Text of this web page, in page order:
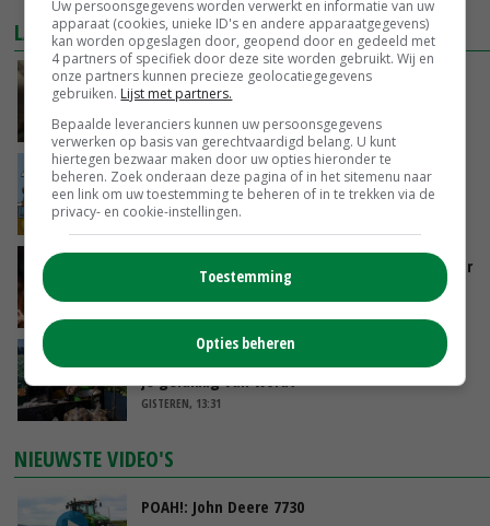
LAATSTE NIEUWS
‘Samenwerking A-ware en Amalthea gaat
zorgen voor meer balans’
GISTEREN, 16:01
Internationale vraag naar geitenzuivel blijft
groot: Nederland in Europese top
GISTEREN, 15:33
Vlaamse varkensstapel krimpt, pluimveesector
groeit door schaalvergroting
‘Cijfer jezelf niet weg en doe vooral ook waar
je gelukkig van wordt’
GISTEREN, 13:31
NIEUWSTE VIDEO'S
POAH!: John Deere 7730
Uw persoonsgegevens worden verwerkt en informatie van uw
apparaat (cookies, unieke ID's en andere apparaatgegevens)
kan worden opgeslagen door, geopend door en gedeeld met
4 partners of specifiek door deze site worden gebruikt. Wij en
onze partners kunnen precieze geolocatiegegevens
gebruiken. Lijst met partners.
Bepaalde leveranciers kunnen uw persoonsgegevens
verwerken op basis van gerechtvaardigd belang. U kunt
hiertegen bezwaar maken door uw opties hieronder te
beheren. Zoek onderaan deze pagina of in het sitemenu naar
een link om uw toestemming te beheren of in te trekken via de
privacy- en cookie-instellingen.
Toestemming
Opties beheren